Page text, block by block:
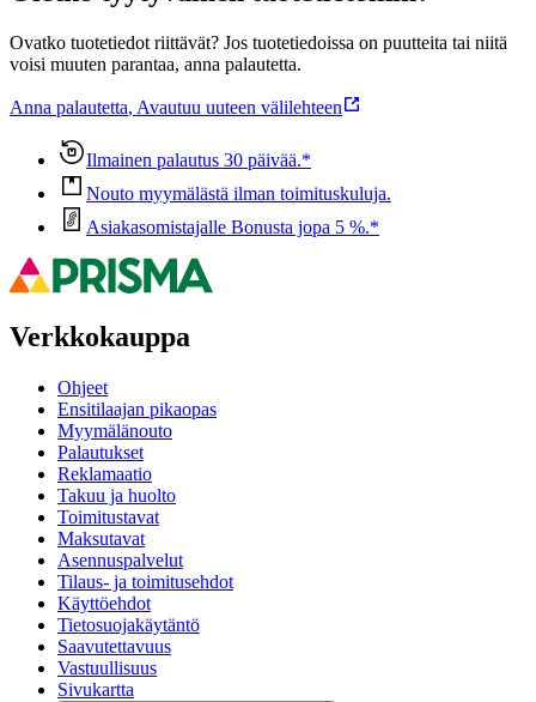
Ovatko tuotetiedot riittävät? Jos tuotetiedoissa on puutteita tai niitä
voisi muuten parantaa, anna palautetta.
Anna palautetta, Avautuu uuteen välilehteen
Ilmainen palautus 30 päivää.*
Nouto myymälästä ilman toimituskuluja.
Asiakasomistajalle Bonusta jopa 5 %.*
Verkkokauppa
Ohjeet
Ensitilaajan pikaopas
Myymälänouto
Palautukset
Reklamaatio
Takuu ja huolto
Toimitustavat
Maksutavat
Asennuspalvelut
Tilaus- ja toimitusehdot
Käyttöehdot
Tietosuojakäytäntö
Saavutettavuus
Vastuullisuus
Sivukartta